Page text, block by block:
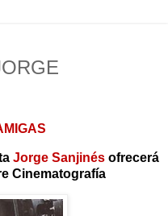
Jorge Sanjinés ofrecerá
Cinematografía